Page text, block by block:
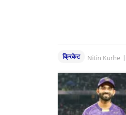
क्रिकेट Nitin Kurhe |